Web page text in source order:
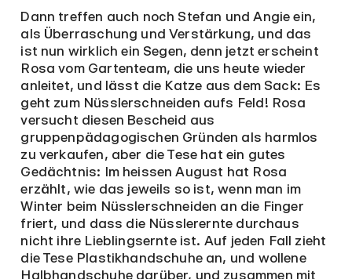
Dann treffen auch noch Stefan und Angie ein,
als Überraschung und Verstärkung, und das
ist nun wirklich ein Segen, denn jetzt erscheint
Rosa vom Gartenteam, die uns heute wieder
anleitet, und lässt die Katze aus dem Sack: Es
geht zum Nüsslerschneiden aufs Feld! Rosa
versucht diesen Bescheid aus
gruppenpädagogischen Gründen als harmlos
zu verkaufen, aber die Tese hat ein gutes
Gedächtnis: Im heissen August hat Rosa
erzählt, wie das jeweils so ist, wenn man im
Winter beim Nüsslerschneiden an die Finger
friert, und dass die Nüsslerernte durchaus
nicht ihre Lieblingsernte ist. Auf jeden Fall zieht
die Tese Plastikhandschuhe an, und wollene
Halbhandschuhe darüber, und zusammen mit